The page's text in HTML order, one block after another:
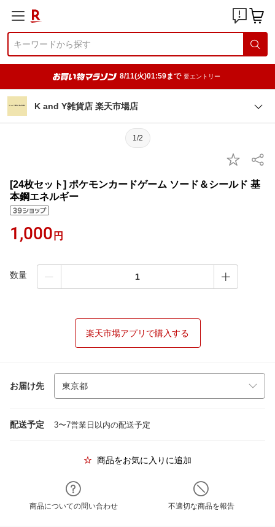
8/11(火)01:59まで 要エントリー
K and Y雑貨店 楽天市場店
1/2
[24枚セット] ポケモンカードゲーム ソード＆シールド 基
本鋼エネルギー
1,000 円
数量
楽天市場アプリで購入する
お届け先
配送予定 3〜7営業日以内の配送予定
商品をお気に入りに追加
商品についての問い合わせ 不適切な商品を報告